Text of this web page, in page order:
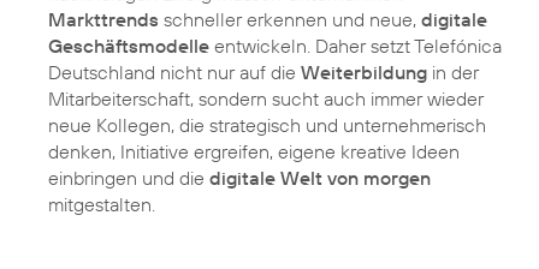
Markttrends schneller erkennen und neue, digitale
Geschäftsmodelle entwickeln. Daher setzt Telefónica
Deutschland nicht nur auf die Weiterbildung in der
Mitarbeiterschaft, sondern sucht auch immer wieder
neue Kollegen, die strategisch und unternehmerisch
denken, Initiative ergreifen, eigene kreative Ideen
einbringen und die digitale Welt von morgen
mitgestalten.